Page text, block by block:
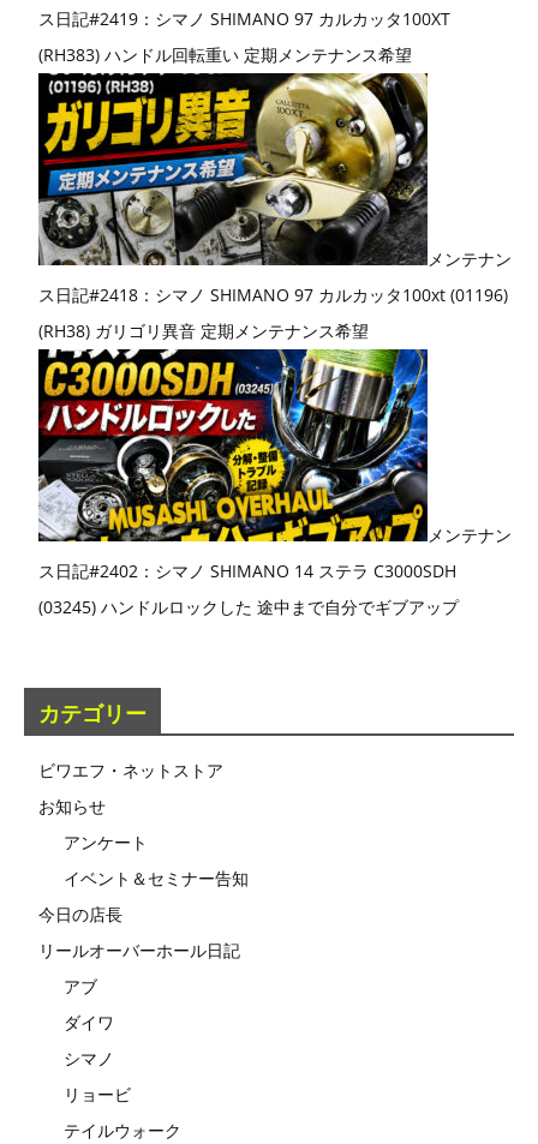
ス日記#2419：シマノ SHIMANO 97 カルカッタ100XT
(RH383) ハンドル回転重い 定期メンテナンス希望
メンテナン
ス日記#2418：シマノ SHIMANO 97 カルカッタ100xt (01196)
(RH38) ガリゴリ異音 定期メンテナンス希望
メンテナン
ス日記#2402：シマノ SHIMANO 14 ステラ C3000SDH
(03245) ハンドルロックした 途中まで自分でギブアップ
カテゴリー
ビワエフ・ネットストア
お知らせ
アンケート
イベント＆セミナー告知
今日の店長
リールオーバーホール日記
アブ
ダイワ
シマノ
リョービ
テイルウォーク